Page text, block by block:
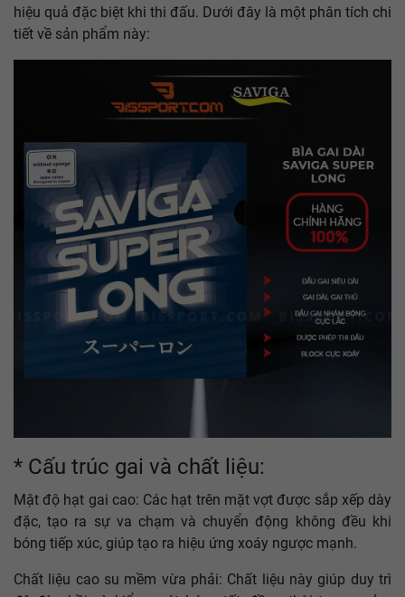
hiệu quả đặc biệt khi thi đấu. Dưới đây là một phân tích chi
tiết về sản phẩm này:
* Cấu trúc gai và chất liệu:
Mật độ hạt gai cao: Các hạt trên mặt vợt được sắp xếp dày
đặc, tạo ra sự va chạm và chuyển động không đều khi
bóng tiếp xúc, giúp tạo ra hiệu ứng xoáy ngược mạnh.
Chất liệu cao su mềm vừa phải: Chất liệu này giúp duy trì